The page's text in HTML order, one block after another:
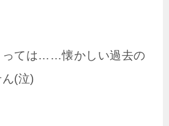
っては……懐かしい過去の
(泣)